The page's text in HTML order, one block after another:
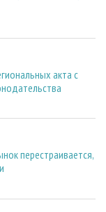
акта с
перестраивается,